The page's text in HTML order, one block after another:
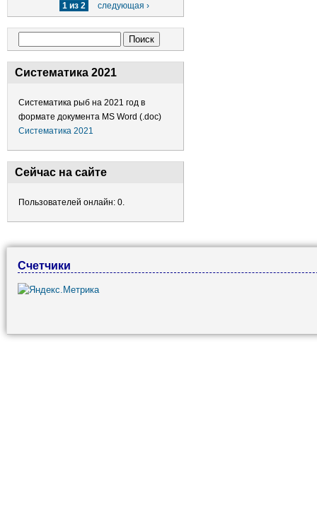
1 из 2
следующая ›
Систематика 2021
Систематика рыб на 2021 год в
формате документа MS Word (.doc)
Систематика 2021
Сейчас на сайте
Пользователей онлайн: 0.
Счетчики